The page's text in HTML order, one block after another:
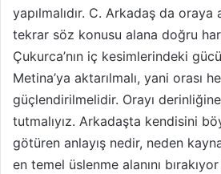
yapılmalıdır. C. Arkadaş da
tekrar söz konusu alana doğru
Çukurca’nın iç kesimlerindeki
Metina’ya aktarılmalı, yani orası
güçlendirilmelidir. Orayı
tutmalıyız. Arkadaşta kendisini
götüren anlayış nedir, neden
en temel üslenme alanını